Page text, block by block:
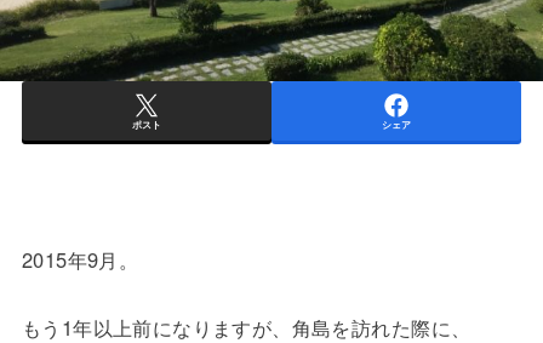
ポスト シェア
2015年9月。
もう1年以上前になりますが、角島を訪れた際に、